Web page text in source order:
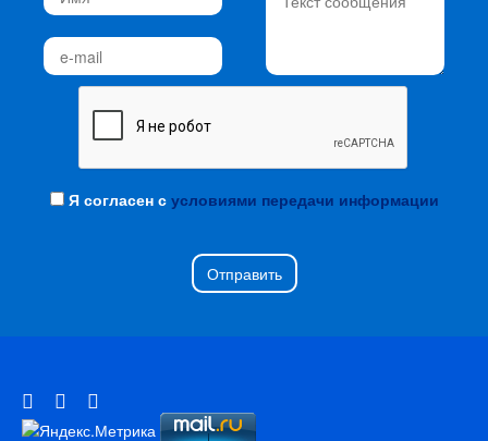
Я согласен с условиями передачи информации
Отправить